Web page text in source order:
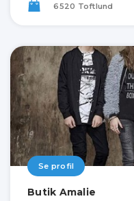
6520 Toftlund
Se profil
Butik Amalie